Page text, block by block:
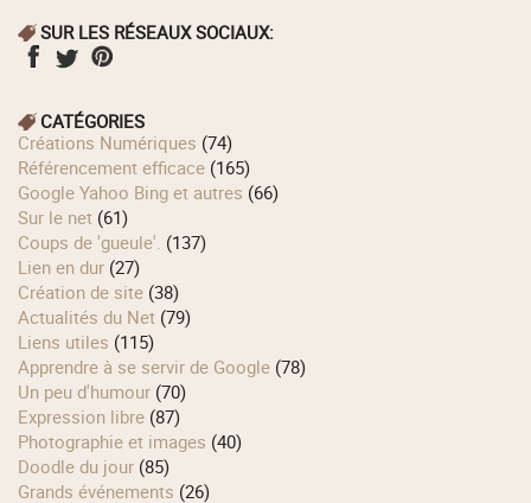
SUR LES RÉSEAUX SOCIAUX:
CATÉGORIES
Créations Numériques (74)
Référencement efficace (165)
Google Yahoo Bing et autres (66)
Sur le net (61)
Coups de 'gueule'. (137)
Lien en dur (27)
Création de site (38)
Actualités du Net (79)
Liens utiles (115)
Apprendre à se servir de Google (78)
Un peu d'humour (70)
Expression libre (87)
Photographie et images (40)
Doodle du jour (85)
Grands événements (26)